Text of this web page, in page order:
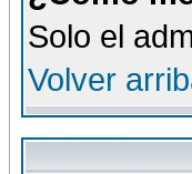
Solo el
Volver